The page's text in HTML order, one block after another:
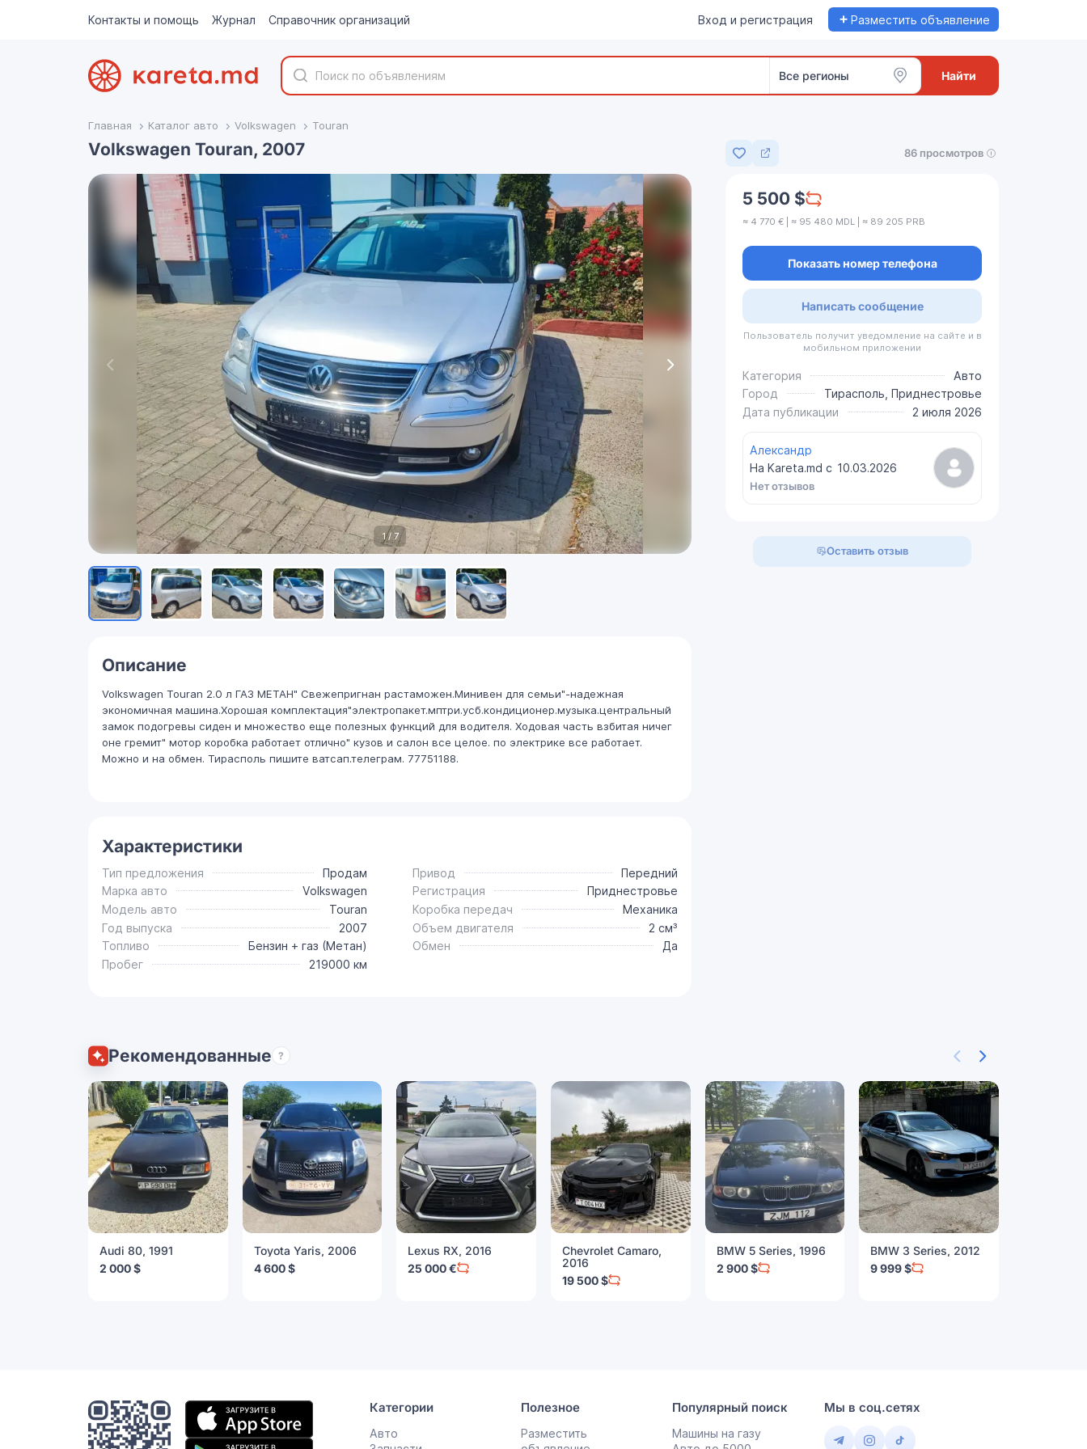
Контакты и помощь Журнал Справочник организаций Вход и регистрация + Разместить объявление
Все регионы Найти
Главная Каталог авто Volkswagen Touran
Volkswagen Touran, 2007
Добавить в избранное
86 просмотров
1/7
Описание
Volkswagen Touran 2.0 л ГАЗ МЕТАН" Свежепригнан растаможен.Минивен для семьи"-надежная
экономичная машина.Хорошая комплектация"электропакет.мптри.усб.кондиционер.музыка.центральный
замок подогревы сиден и множество еще полезных функций для водителя. Ходовая часть взбитая ничег
оне гремит" мотор коробка работает отлично" кузов и салон все целое. по электрике все работает.
Можно и на обмен. Тирасполь пишите ватсап.телеграм. 77751188.
Характеристики
Тип предложения
Продам
Марка авто
Volkswagen
Модель авто
Touran
Год выпуска
2007
Топливо
Бензин + газ (Метан)
Пробег
219000 км
Привод
Передний
Регистрация
Приднестровье
Коробка передач
Механика
Объем двигателя
2 см³
Обмен
Да
5 500 $
≈ 4 770 € | ≈ 95 480 MDL | ≈ 89 205 PRB
Показать номер телефона
Написать сообщение
Пользователь получит уведомление на сайте и в
мобильном приложении
Категория
Авто
Город
Тирасполь, Приднестровье
Дата публикации
2 июля 2026
Александр
На Kareta.md с 10.03.2026
Нет отзывов
Оставить отзыв
Рекомендованные ?
Audi 80, 1991
2 000 $
Toyota Yaris, 2006
4 600 $
Lexus RX, 2016
25 000 €
Chevrolet Camaro,
2016
19 500 $
BMW 5 Series, 1996
2 900 $
BMW 3 Series, 2012
9 999 $
Мобильное
приложение
Категории
Авто
Полезное
Разместить
Популярный поиск
Машины на газу
Мы в соц.сетях